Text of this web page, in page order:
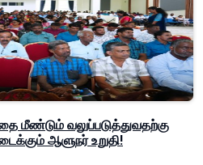
மீண்டும் வலுப்படுத்துவதற்கு
ஆளுநர் உறுதி!